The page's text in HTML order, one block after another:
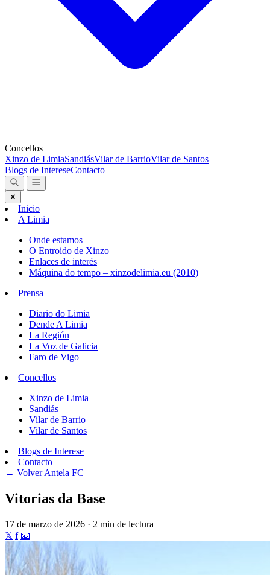
Concellos
Xinzo de LimiaSandiásVilar de BarrioVilar de Santos
Blogs de IntereseContacto
✕
Inicio
A Limia
Onde estamos
O Entroido de Xinzo
Enlaces de interés
Máquina do tempo – xinzodelimia.eu (2010)
Prensa
Diario do Limia
Dende A Limia
La Región
La Voz de Galicia
Faro de Vigo
Concellos
Xinzo de Limia
Sandiás
Vilar de Barrio
Vilar de Santos
Blogs de Interese
Contacto
← VolverAntela FC
Vitorias da Base
17 de marzo de 2026 · 2 min de lectura
𝕏 f 📧